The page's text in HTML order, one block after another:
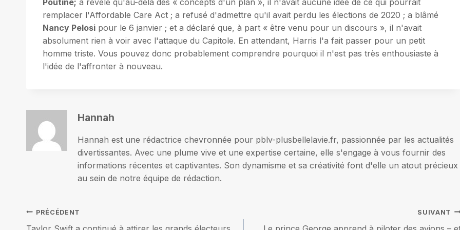
remplacer l'Affordable Care Act ; a refusé d'admettre qu'il avait perdu les élections de 2020 ; a blâmé
Nancy Pelosi pour le 6 janvier ; et a déclaré que, à part « être venu pour un discours », il n'avait
absolument rien à voir avec l'attaque du Capitole. En attendant, Harris l'a fait passer pour un petit
homme triste. Vous pouvez donc probablement comprendre pourquoi il n'est pas très enthousiaste à
l'idée de l'affronter à nouveau.
Hannah
Hannah est une rédactrice chevronnée pour pblv-plusbellelavie.fr, passionnée par les actualités
divertissantes. Avec une plume vive et une expertise certaine, elle s'engage à vous fournir des
informations récentes et captivantes. Son dynamisme et sa créativité font d'elle un atout précieux
au sein de notre équipe de rédaction.
Navigation
PRÉCÉDENT SUIVANT